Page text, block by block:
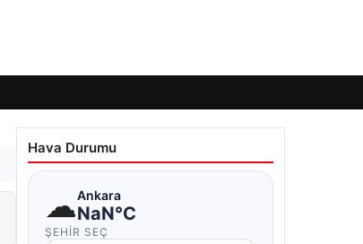
Hava Durumu
☁Ankara
NaN°C
ŞEHIR SEÇ